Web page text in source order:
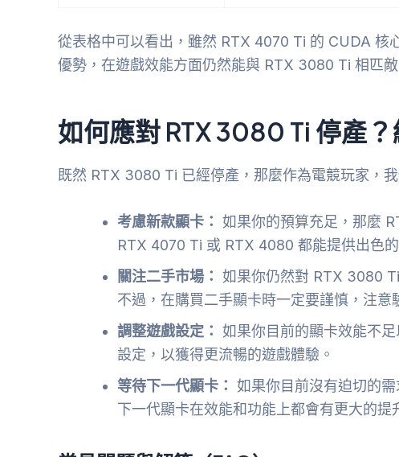
從表格中可以看出，雖然 RTX 4070 Ti 的 CUDA 核
優勢，在遊戲效能方面仍然能與 RTX 3080 Ti 相匹
如何應對 RTX 3080 Ti 停產
既然 RTX 3080 Ti 已經停產，那麼作為電競玩家，
考慮新款顯卡： 如果你的預算充足，那麼
RTX 4070 Ti 或 RTX 4080 都能提供出色的
關注二手市場： 如果你仍然對 RTX 3080
不過，在購買二手顯卡時一定要謹慎，注意
調整遊戲設定： 如果你目前的顯卡效能不
設定，以獲得更流暢的遊戲體驗。
等待下一代顯卡： 如果你目前沒有迫切的
下一代顯卡在效能和功能上都會有更大的提